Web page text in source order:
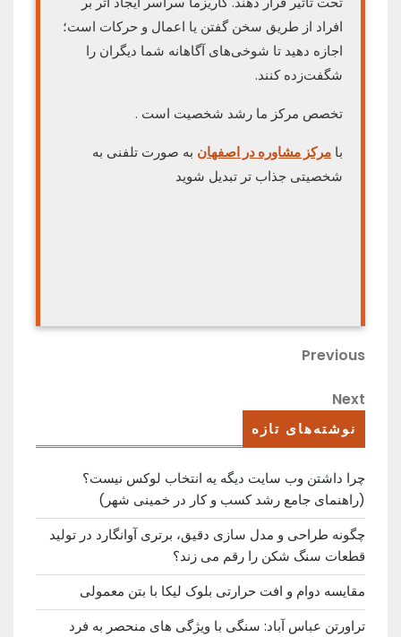
افراد از طریق سخن گفتن یا اعمال و حرکات است؛
اجازه دهید تا شوخی‌های آگاهانه شما دیگران را
شگفت‌زده کنند.
تخصص مرکز ما رشد شخصیت است .
با مرکز مشاوره در اصفهان به صورت تلفنی به
شخصیتی جذاب تر تبدیل شوید
راهبری
نوشته
Previous
Previous
Next
Next
نوشته‌های تازه
چرا داشتن وب سایت دیگه یه انتخاب لوکس نیست؟
(راهنمای جامع رشد کسب ‌و کار در خمینی ‌شهر)
چگونه طراحی و مدل سازی دقیق، برتری آوانگارد در تولید
قطعات سنگ شکن را رقم می زند؟
مقایسه دوام و افت حرارتی بلوک لیکا با بتن معمولی
تراورتن عباس آباد: سنگی با ویژگی های منحصر به فرد